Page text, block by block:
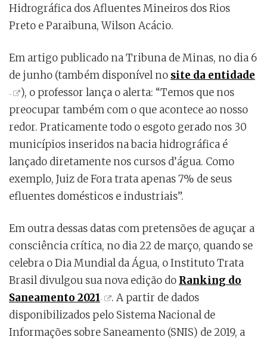
Hidrográfica dos Afluentes Mineiros dos Rios
Preto e Paraibuna, Wilson Acácio.
Em artigo publicado na Tribuna de Minas, no dia 6
de junho (também disponível no site da entidade
), o professor lança o alerta: “Temos que nos
preocupar também com o que acontece ao nosso
redor. Praticamente todo o esgoto gerado nos 30
municípios inseridos na bacia hidrográfica é
lançado diretamente nos cursos d’água. Como
exemplo, Juiz de Fora trata apenas 7% de seus
efluentes domésticos e industriais”.
Em outra dessas datas com pretensões de aguçar a
consciência crítica, no dia 22 de março, quando se
celebra o Dia Mundial da Água, o Instituto Trata
Brasil divulgou sua nova edição do Ranking do
Saneamento 2021
. A partir de dados
disponibilizados pelo Sistema Nacional de
Informações sobre Saneamento (SNIS) de 2019, a